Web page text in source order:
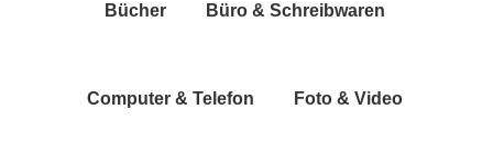
Bücher Büro & Schreibwaren
Com­pu­ter & Telefon Foto & Video